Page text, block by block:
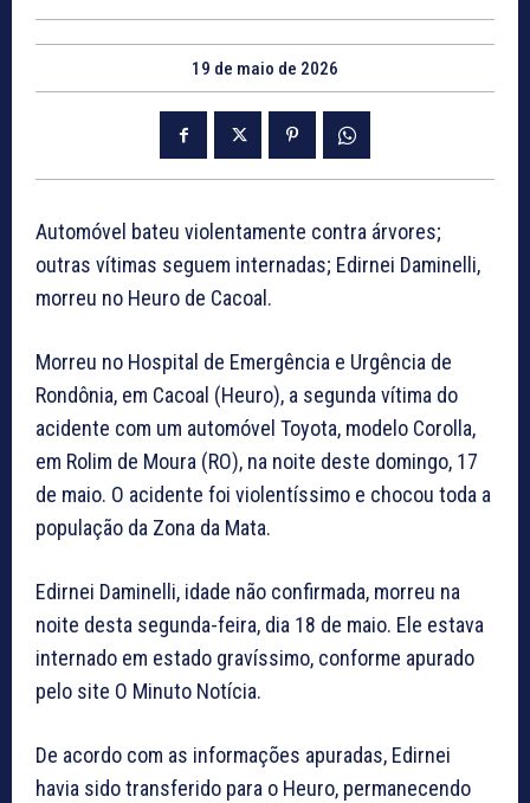
19 de maio de 2026
Automóvel bateu violentamente contra árvores;
outras vítimas seguem internadas; Edirnei Daminelli,
morreu no Heuro de Cacoal.
Morreu no Hospital de Emergência e Urgência de
Rondônia, em Cacoal (Heuro), a segunda vítima do
acidente com um automóvel Toyota, modelo Corolla,
em Rolim de Moura (RO), na noite deste domingo, 17
de maio. O acidente foi violentíssimo e chocou toda a
população da Zona da Mata.
Edirnei Daminelli, idade não confirmada, morreu na
noite desta segunda-feira, dia 18 de maio. Ele estava
internado em estado gravíssimo, conforme apurado
pelo site O Minuto Notícia.
De acordo com as informações apuradas, Edirnei
havia sido transferido para o Heuro, permanecendo